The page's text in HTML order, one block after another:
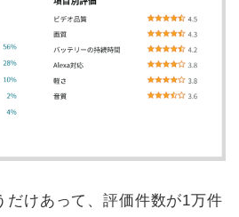
だけあって、評価件数が1万件